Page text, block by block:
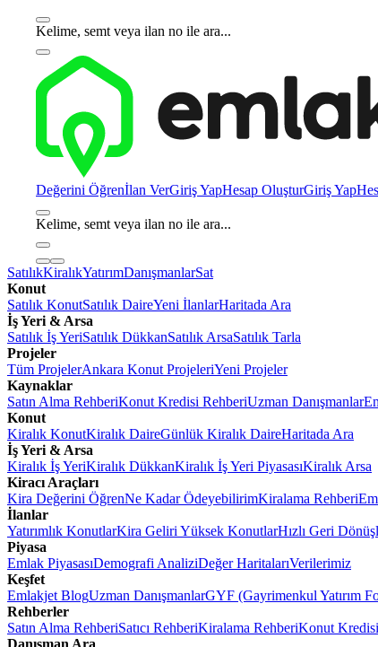
Kelime, semt veya ilan no ile ara...
Değerini Öğrenİlan VerGiriş YapHesap OluşturGiriş Yap
Kelime, semt veya ilan no ile ara...
SatılıkKiralıkYatırımDanışmanlarSat
Konut
Satılık KonutSatılık DaireYeni İlanlarHaritada Ara
İş Yeri & Arsa
Satılık İş YeriSatılık DükkanSatılık ArsaSatılık Tarla
Projeler
Tüm ProjelerAnkara Konut ProjeleriYeni Projeler
Kaynaklar
Satın Alma RehberiKonut Kredisi RehberiUzman Danışmanlar
Konut
Kiralık KonutKiralık DaireGünlük Kiralık DaireHaritada Ara
İş Yeri & Arsa
Kiralık İş YeriKiralık DükkanKiralık İş Yeri PiyasasıKiralık Arsa
Kiracı Araçları
Kira Değerini ÖğrenNe Kadar ÖdeyebilirimKiralama Rehberi
İlanlar
Yatırımlık KonutlarKira Geliri Yüksek KonutlarHızlı Geri
Piyasa
Emlak PiyasasıDemografi AnaliziDeğer HaritalarıVerilerimiz
Keşfet
Emlakjet BlogUzman DanışmanlarGYF (Gayrimenkul Yatırım
Rehberler
Satın Alma RehberiSatıcı RehberiKiralama RehberiKonut
Danışman Ara